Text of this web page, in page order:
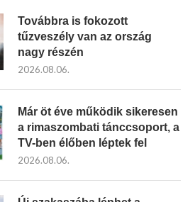
Továbbra is fokozott
tűzveszély van az ország
nagy részén
2026.08.06.
Már öt éve működik sikeresen
a rimaszombati tánccsoport, a
TV-ben élőben léptek fel
2026.08.06.